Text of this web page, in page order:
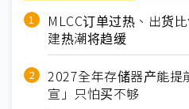
MLCC订单过热、出货
建热潮将趋缓
2027全年存储器产能
宣」只怕买不够